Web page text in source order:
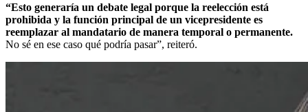
“Esto generaría un debate legal porque la reelección está
prohibida y la función principal de un vicepresidente es
reemplazar al mandatario de manera temporal o permanente.
No sé en ese caso qué podría pasar”, reiteró.